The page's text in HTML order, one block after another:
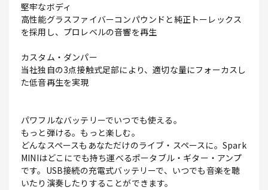
堅牢なボディ
高性能グラスファイバーコンパウンドと純正トーレックス
を採用し、プロレベルの音響を再生
カスタム・ダンパー
当社独自の3点接触式足部により、適切な量にフォーカスし
た低音再生を実現
パワフルなバッテリーでいつでも使える。
もっと弾ける。もっと楽しむ。
どんなスペースもあなただけのライブ・スペースに。Spark
MINIはどこにでも持ち運べるポータブル・ギター・アンプ
です。USB接続の充電式バッテリーで、いつでも音楽を聴
いたり演奏したりすることができます。